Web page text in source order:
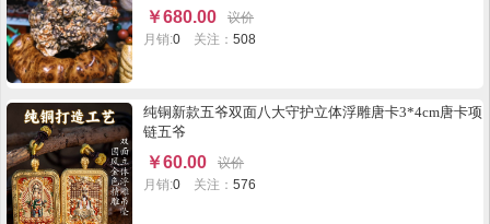
￥680.00
议价
月销:0 关注：508
纯铜新款五爷双面八大守护立体浮雕唐卡3*4cm唐卡项
链五爷
￥60.00
议价
月销:0 关注：576